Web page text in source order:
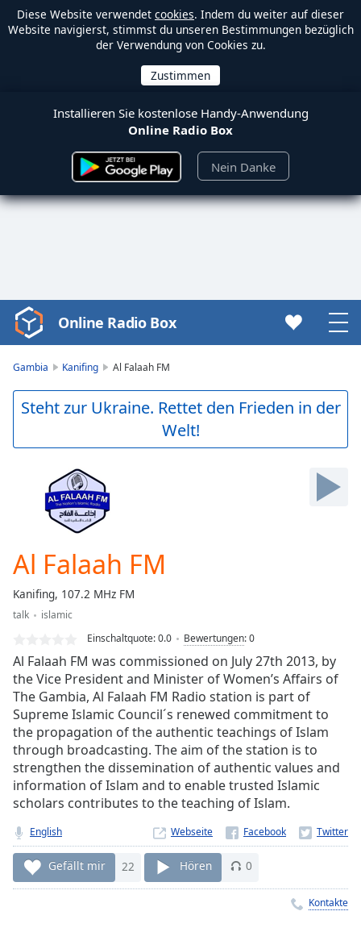
Diese Website verwendet cookies. Indem du weiter auf dieser
Website navigierst, stimmst du unseren Bestimmungen bezüglich
der Verwendung von Cookies zu.
Installieren Sie kostenlose Handy-Anwendung
Online Radio Box
Nein Danke
Video
Player
Play
Video
Skip
Loaded:
0.00%
TypeLIVE
Seek to
live,
currently
behind
liveLIVE
Remaining
Time-
1x
Playback
Rate
Chapters
Online Radio Box
Gambia Kanifing Al Falaah FM
Steht zur Ukraine. Rettet den Frieden in der
Welt!
Al Falaah FM
Kanifing, 107.2 MHz FM
talk
islamic
Einschaltquote:0.0 Bewertungen:0
Al Falaah FM was commissioned on July 27th 2013, by
the Vice President and Minister of Women’s Affairs of
The Gambia, Al Falaah FM Radio station is part of
Supreme Islamic Council´s renewed commitment to
the propagation of the authentic teachings of Islam
through broadcasting. The aim of the station is to
strengthen the dissemination of authentic values and
information of Islam and to enable trusted Islamic
scholars contributes to the teaching of Islam.
English Webseite
Gefällt mir 22 Hören 0
Kontakte